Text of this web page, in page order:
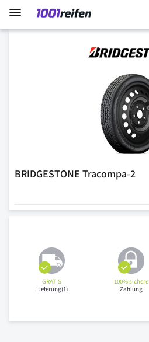
BRIDGESTONE Tracompa-2
GRATIS
Lieferung(1)
100% sichere
Zahlung